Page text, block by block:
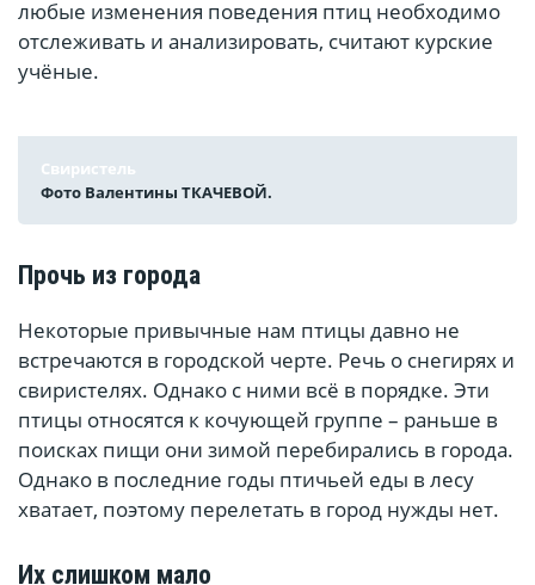
любые изменения поведения птиц необходимо
отслеживать и анализировать, считают курские
учёные.
Свиристель
Фото Валентины ТКАЧЕВОЙ.
Прочь из города
Некоторые привычные нам птицы давно не
встречаются в городской черте. Речь о снегирях и
свиристелях. Однако с ними всё в порядке. Эти
птицы относятся к кочующей группе – раньше в
поисках пищи они зимой перебирались в города.
Однако в последние годы птичьей еды в лесу
хватает, поэтому перелетать в город нужды нет.
Их слишком мало